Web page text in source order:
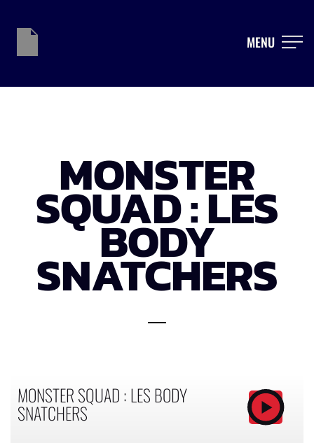
MENU
MONSTER
SQUAD : LES
BODY
SNATCHERS
MONSTER SQUAD : LES BODY
SNATCHERS